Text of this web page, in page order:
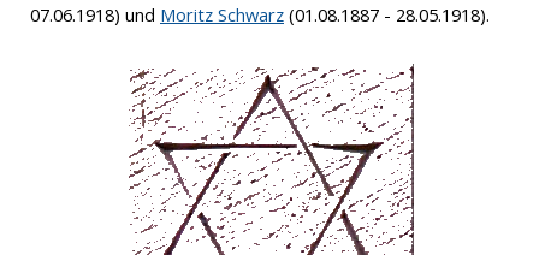
07.06.1918) und Moritz Schwarz (01.08.1887 - 28.05.1918).